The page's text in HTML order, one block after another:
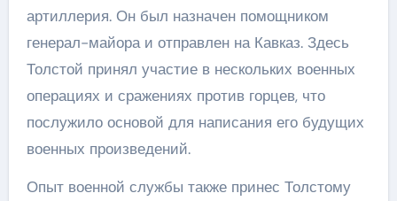
артиллерия. Он был назначен помощником
генерал-майора и отправлен на Кавказ. Здесь
Толстой принял участие в нескольких военных
операциях и сражениях против горцев, что
послужило основой для написания его будущих
военных произведений.
Опыт военной службы также принес Толстому